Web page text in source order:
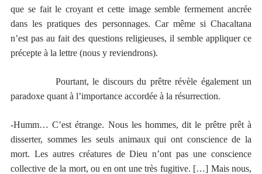
que se fait le croyant et cette image semble fermement ancrée
dans les pratiques des personnages. Car même si Chacaltana
n’est pas au fait des questions religieuses, il semble appliquer ce
précepte à la lettre (nous y reviendrons).
Pourtant, le discours du prêtre révèle également un
paradoxe quant à l’importance accordée à la résurrection.
-Humm… C’est étrange. Nous les hommes, dit le prêtre prêt à
disserter, sommes les seuls animaux qui ont conscience de la
mort. Les autres créatures de Dieu n’ont pas une conscience
collective de la mort, ou en ont une très fugitive. […] Mais nous,